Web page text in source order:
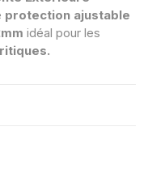
protection ajustable
idéal pour les